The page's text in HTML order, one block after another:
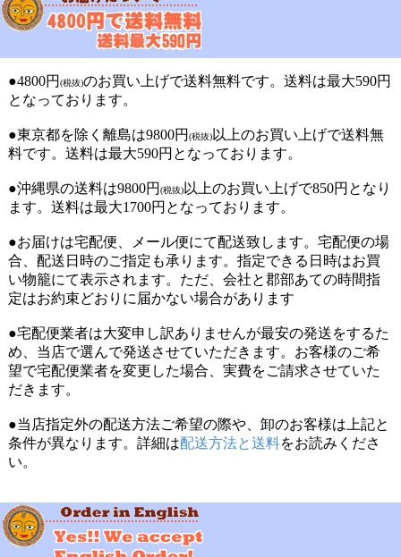
●4800円 (税抜)のお買い上げで送料無料です。送料は最大590円
となっております。
●東京都を除く離島は9800円 (税抜)以上のお買い上げで送料無
料です。送料は最大590円となっております。
●沖縄県の送料は9800円 (税抜)以上のお買い上げで850円となり
ます。送料は最大1700円となっております。
●お届けは宅配便、メール便にて配送致します。宅配便の場
合、配送日時のご指定も承ります。指定できる日時はお買
い物籠にて表示されます。ただ、会社と郡部あての時間指
定はお約束どおりに届かない場合があります
●宅配便業者は大変申し訳ありませんが最安の発送をするた
め、当店で選んで発送させていただきます。お客様のご希
望で宅配便業者を変更した場合、実費をご請求させていた
だきます。
●当店指定外の配送方法ご希望の際や、卸のお客様は上記と
条件が異なります。詳細は配送方法と送料をお読みくださ
い。